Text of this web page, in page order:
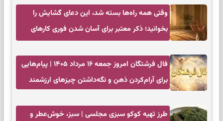
وقتی همه راه‌ها بسته شد، این دعای گشایش را
بخوانید؛ ذکر معتبر برای آسان شدن فوری کارهای
فال فرشتگان امروز جمعه ۱۶ مرداد ۱۴۰۵ | پیام‌هایی
برای آرام‌کردن ذهن و نگه‌داشتن چیزهای ارزشمند
طرز تهیه کوکو سبزی مجلسی | سبز، خوش‌عطر و